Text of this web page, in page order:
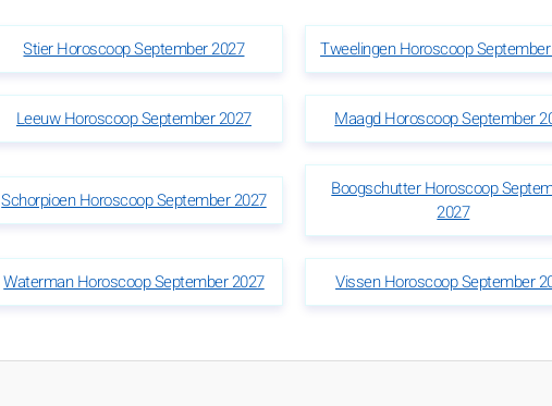
Stier Horoscoop September 2027 Tweelingen Horoscoop
Leeuw Horoscoop September 2027 Maagd Horoscoop September
Schorpioen Horoscoop September 2027
Boogschutter Horoscoop
2027
Waterman Horoscoop September 2027 Vissen Horoscoop September